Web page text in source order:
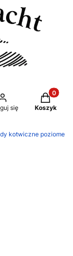
się Koszyk
kotwiczne poziome